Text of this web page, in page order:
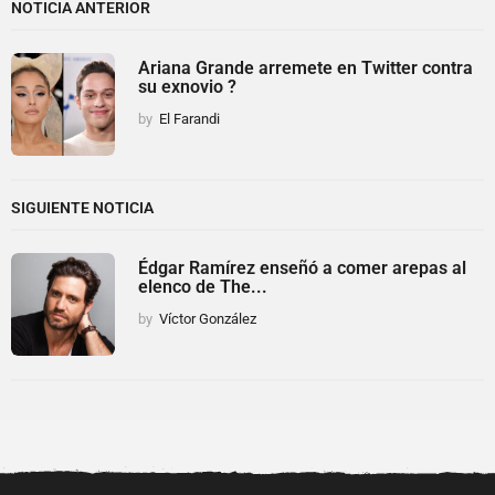
NOTICIA ANTERIOR
Ariana Grande arremete en Twitter contra
su exnovio ?
by El Farandi
SIGUIENTE NOTICIA
Édgar Ramírez enseñó a comer arepas al
elenco de The...
by Víctor González